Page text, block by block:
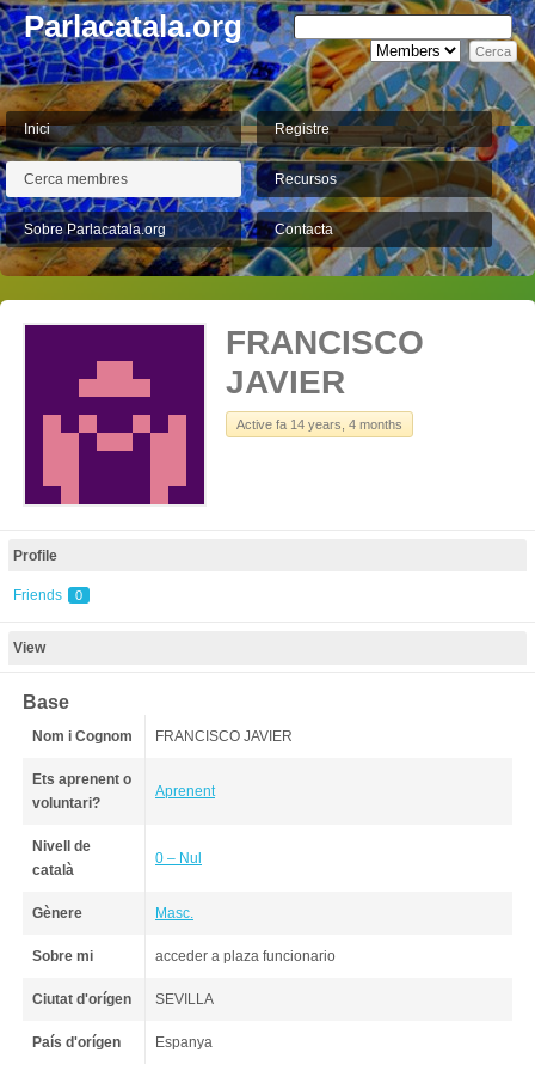
Parlacatala.org
Inici Registre
Cerca membres Recursos
Sobre Parlacatala.org Contacta
FRANCISCO
JAVIER
Active fa 14 years, 4 months
Profile
Friends 0
View
Base
Nom i Cognom FRANCISCO JAVIER
Ets aprenent o
voluntari?
Aprenent
Nivell de
català
0 – Nul
Gènere Masc.
Sobre mi acceder a plaza funcionario
Ciutat d'orígen SEVILLA
País d'orígen Espanya